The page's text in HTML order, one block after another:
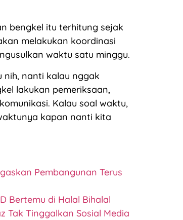
bengkel itu terhitung sejak
melakukan koordinasi
waktu satu minggu.
nih, nanti kalau nggak
lakukan pemeriksaan,
Kalau soal waktu,
kapan nanti kita
Pembangunan Terus
Bertemu di Halal Bihalal
Tak Tinggalkan Sosial Media